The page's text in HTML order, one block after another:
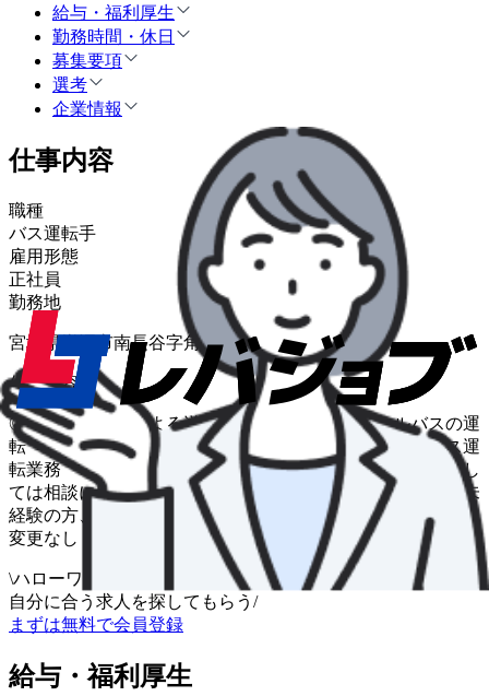
給与・福利厚生
勤務時間・休日
募集要項
選考
企業情報
仕事内容
職種
バス運転手
雇用形態
正社員
勤務地
宮城県岩沼市南長谷字角方２
仕事内容
◎スクールバスによる送迎業務 ・大型スクールバスの運
転 ・エリア：宮城県南（小中学校） ◎一般貸切バス運
転業務 ・大型観光バスの運転 ＊業務内容につきまし
ては相談に応じます。 ＊入社後研修あり。大型バス運転未
経験の方、経験の浅い方も歓迎いたします。 変更範囲：
変更なし
\ハローワークの求人も一括管理
自分に合う求人を探してもらう /
まずは無料で会員登録
給与・福利厚生